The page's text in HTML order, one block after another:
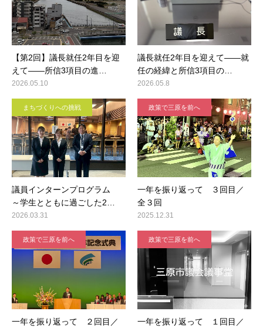
【第2回】議長就任2年目を迎
えて――所信3項目の進…
2026.05.10
議長就任2年目を迎えて――就
任の経緯と所信3項目の…
2026.05.8
まちづくりへの挑戦
議員インターンプログラム
～学生とともに過ごした2…
2026.03.31
政策で三原を前へ
一年を振り返って ３回目／
全３回
2025.12.31
政策で三原を前へ
一年を振り返って ２回目／
政策で三原を前へ
一年を振り返って １回目／